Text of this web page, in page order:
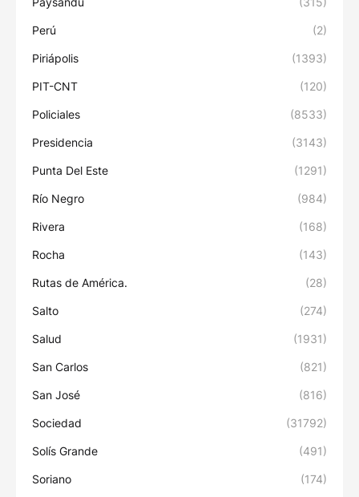
Perú (2)
Piriápolis (1393)
PIT-CNT (120)
Policiales (8533)
Presidencia (3143)
Punta Del Este (1291)
Río Negro (984)
Rivera (168)
Rocha (143)
Rutas de América. (28)
Salto (274)
Salud (1931)
San Carlos (821)
San José (816)
Sociedad (31792)
Solís Grande (491)
Soriano (174)